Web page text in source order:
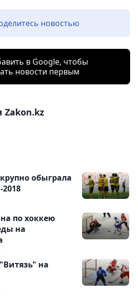
новостью
в Google, чтобы
новости первым
Zakon.kz
обыграла
по хоккею
на
на